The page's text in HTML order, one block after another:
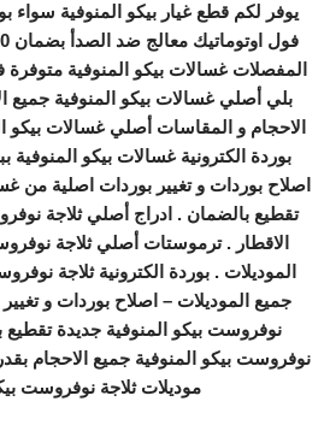
يوفر لكم قطع غيار بيكو المنوفية سواء
المفصلات غسالات بيكو المنوفية متوفرة
بلي أصلي غسالات بيكو المنوفية جميع
الاحجام و المقاسات أصلي غسالات بيكو
بوردة الكترونية غسالات بيكو المنوفية
اصلاح بوردات و تغيير بوردات اصلية من
تقطيع بالضمان . ادراج أصلي ثلاجة
الاقطار . ترموستات أصلي ثلاجة
الموديلات . بوردة الكترونية ثلاجة
جميع الموديلات – اصلاح بوردات و
نوفروست بيكو المنوفية جديدة تقطيع
نوفروست بيكو المنوفية جميع الاحجام
موديلات ثلاجة نوفروست